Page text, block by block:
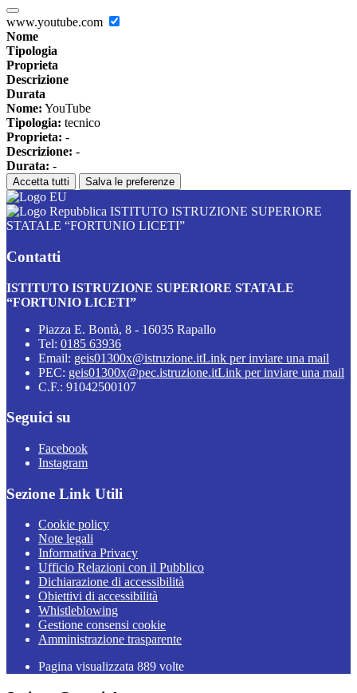
www.youtube.com
Nome
Tipologia
Proprieta
Descrizione
Durata
Nome: YouTube
Tipologia: tecnico
Proprieta: -
Descrizione: -
Durata: -
Accetta tutti Salva le preferenze
ISTITUTO ISTRUZIONE SUPERIORE
STATALE “FORTUNIO LICETI”
Contatti
ISTITUTO ISTRUZIONE SUPERIORE STATALE
“FORTUNIO LICETI”
Piazza E. Bontà, 8 - 16035 Rapallo
Tel: 0185 63936
Email: geis01300x@istruzione.itLink per inviare una mail
PEC: geis01300x@pec.istruzione.itLink per inviare una mail
C.F.: 91042500107
Seguici su
Facebook
Instagram
Sezione Link Utili
Cookie policy
Note legali
Informativa Privacy
Ufficio Relazioni con il Pubblico
Dichiarazione di accessibilità
Obiettivi di accessibilità
Whistleblowing
Gestione consensi cookie
Amministrazione trasparente
Pagina visualizzata 889 volte